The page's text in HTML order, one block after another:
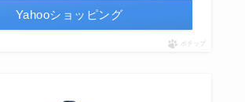
Yahooショッピング
ポチップ